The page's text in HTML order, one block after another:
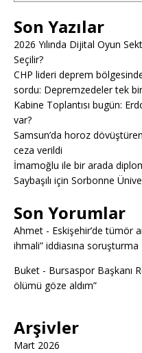
Son Yazılar
2026 Yılında Dijital Oyun
Seçilir?
CHP lideri deprem
sordu: Depremzedeler tek bir
Kabine Toplantısı bugün:
var?
Samsun’da horoz
ceza verildi
İmamoğlu ile bir arada
Saybaşılı için Sorbonne
Son Yorumlar
Ahmet - Eskişehir’de tümör
ihmali” iddiasına soruşturma
Buket - Bursaspor Başkanı
ölümü göze aldım”
Arşivler
Mart 2026